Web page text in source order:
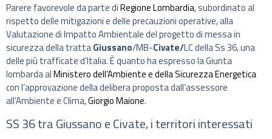
Parere favorevole da parte diRegione Lombardia, subordinato al
rispetto delle mitigazioni e delle precauzioni operative, alla
Valutazione di Impatto Ambientale del progetto di messa in
sicurezza della trattaGiussano/MB-Civate/LC della Ss 36, una
delle più trafficate d’Italia. È quanto ha espresso la Giunta
lombarda alMinistero dell’Ambiente e della Sicurezza Energetica
con l’approvazione della delibera proposta dall’assessore
all’Ambiente e Clima,Giorgio Maione.
SS 36 tra Giussano e Civate, i territori interessati